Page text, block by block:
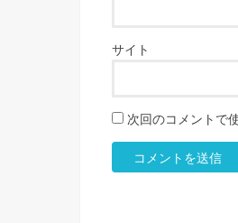
サイト
次回のコメントで